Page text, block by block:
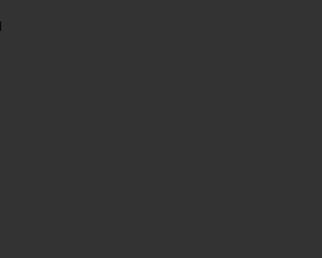
GAZELLE INDOOR